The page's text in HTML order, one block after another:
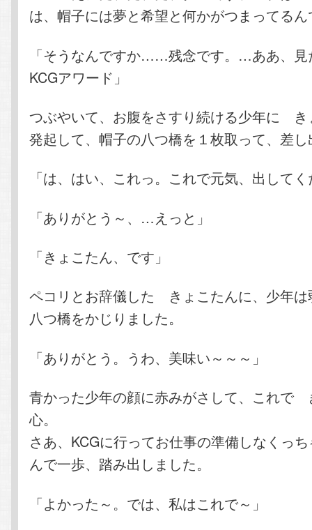
は、帽子には夢と希望と何かがつまってる
「そうなんですか……残念です。…ああ、見
KCGアワード」
つぶやいて、お腹をさすり続ける少年に き
発起して、帽子の八つ橋を１枚取って、差
「は、はい、これっ。これで元気、出して
「ありがとう～、…えっと」
「きょこたん、です」
ペコリとお辞儀した きょこたんに、少年は
八つ橋をかじりました。
「ありがとう。うわ、美味い～～～」
青かった少年の顔に赤みがさして、これで
心。
さあ、KCGに行ってお仕事の準備しなくっ
んで一歩、踏み出しました。
「よかった～。では、私はこれで～」